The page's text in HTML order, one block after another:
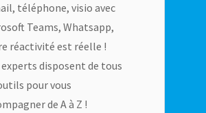
téléphone, visio avec
Teams, Whatsapp,
réactivité est réelle !
experts disposent de tous
pour vous
de A à Z !